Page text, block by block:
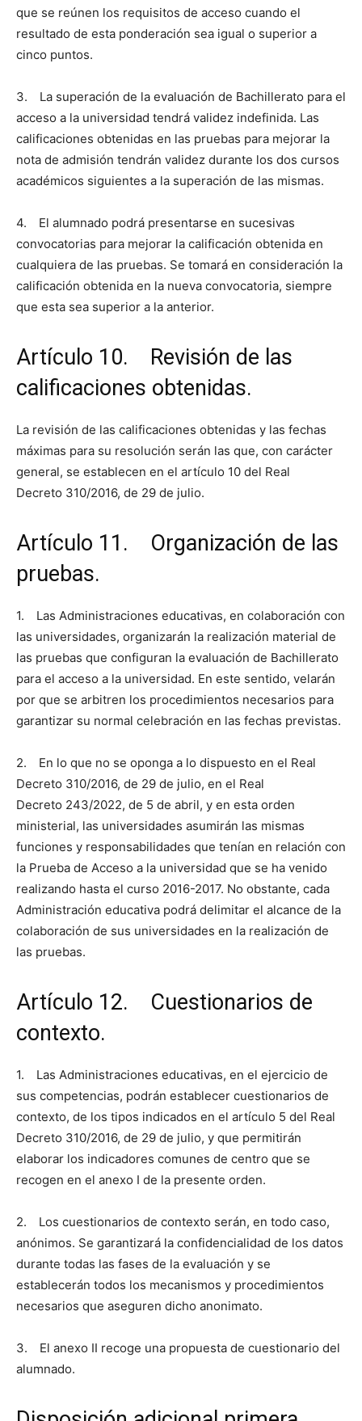
que se reúnen los requisitos de acceso cuando el
resultado de esta ponderación sea igual o superior a
cinco puntos.
3. La superación de la evaluación de Bachillerato para el
acceso a la universidad tendrá validez indefinida. Las
calificaciones obtenidas en las pruebas para mejorar la
nota de admisión tendrán validez durante los dos cursos
académicos siguientes a la superación de las mismas.
4. El alumnado podrá presentarse en sucesivas
convocatorias para mejorar la calificación obtenida en
cualquiera de las pruebas. Se tomará en consideración la
calificación obtenida en la nueva convocatoria, siempre
que esta sea superior a la anterior.
Artículo 10. Revisión de las
calificaciones obtenidas.
La revisión de las calificaciones obtenidas y las fechas
máximas para su resolución serán las que, con carácter
general, se establecen en el artículo 10 del Real
Decreto 310/2016, de 29 de julio.
Artículo 11. Organización de las
pruebas.
1. Las Administraciones educativas, en colaboración con
las universidades, organizarán la realización material de
las pruebas que configuran la evaluación de Bachillerato
para el acceso a la universidad. En este sentido, velarán
por que se arbitren los procedimientos necesarios para
garantizar su normal celebración en las fechas previstas.
2. En lo que no se oponga a lo dispuesto en el Real
Decreto 310/2016, de 29 de julio, en el Real
Decreto 243/2022, de 5 de abril, y en esta orden
ministerial, las universidades asumirán las mismas
funciones y responsabilidades que tenían en relación con
la Prueba de Acceso a la universidad que se ha venido
realizando hasta el curso 2016-2017. No obstante, cada
Administración educativa podrá delimitar el alcance de la
colaboración de sus universidades en la realización de
las pruebas.
Artículo 12. Cuestionarios de
contexto.
1. Las Administraciones educativas, en el ejercicio de
sus competencias, podrán establecer cuestionarios de
contexto, de los tipos indicados en el artículo 5 del Real
Decreto 310/2016, de 29 de julio, y que permitirán
elaborar los indicadores comunes de centro que se
recogen en el anexo I de la presente orden.
2. Los cuestionarios de contexto serán, en todo caso,
anónimos. Se garantizará la confidencialidad de los datos
durante todas las fases de la evaluación y se
establecerán todos los mecanismos y procedimientos
necesarios que aseguren dicho anonimato.
3. El anexo II recoge una propuesta de cuestionario del
alumnado.